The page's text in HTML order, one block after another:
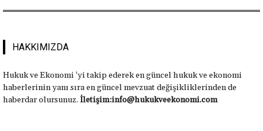
HAKKIMIZDA
Hukuk ve Ekonomi ‘yi takip ederek en güncel hukuk ve ekonomi
haberlerinin yanı sıra en güncel mevzuat değişikliklerinden de
haberdar olursunuz. İletişim:info@hukukveekonomi.com